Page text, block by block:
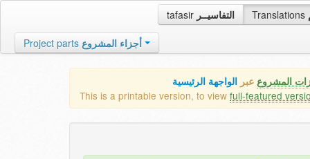
tafasir التفاسيــر Translations
Project parts أجزاء المشروع
المشروع عبر الواجهة الرئيسية
This is a printable version, to view full-featured